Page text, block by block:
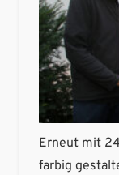
Erneut mit
farbig